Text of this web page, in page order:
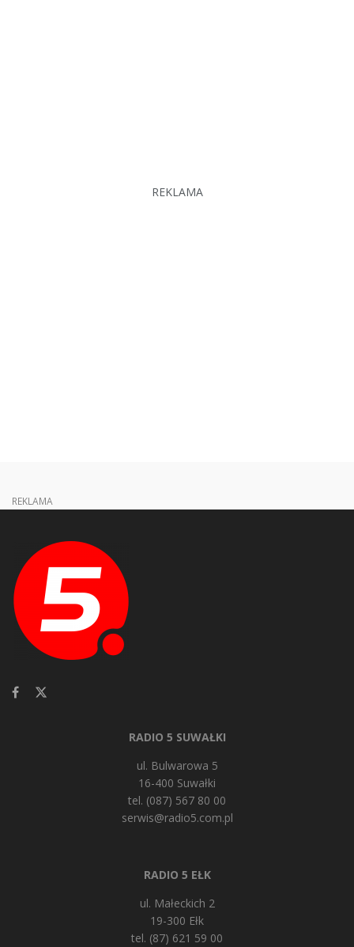
REKLAMA
REKLAMA
RADIO 5 SUWAŁKI
ul. Bulwarowa 5
16-400 Suwałki
tel. (087) 567 80 00
serwis@radio5.com.pl
RADIO 5 EŁK
ul. Małeckich 2
19-300 Ełk
tel. (87) 621 59 00